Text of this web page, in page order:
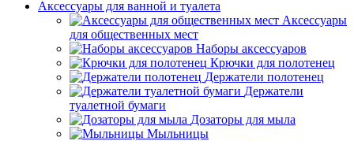
Аксессуары для ванной и туалета
Аксессуары
для общественных мест
Наборы аксессуаров
Крючки для полотенец
Держатели полотенец
Держатели
туалетной бумаги
Дозаторы для мыла
Мыльницы